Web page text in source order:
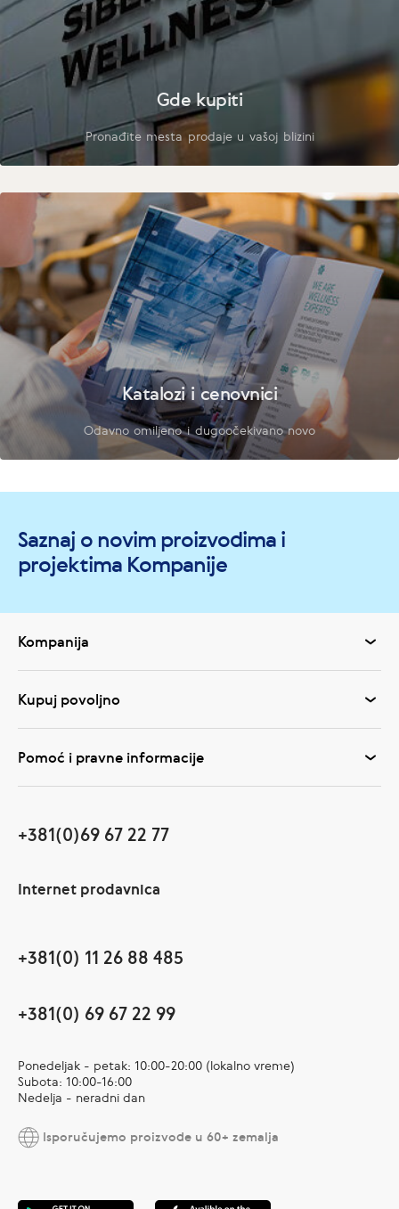
Gde kupiti
Pronađite mesta prodaje u vašoj blizini
Katalozi i cenovnici
Odavno omiljeno i dugoočekivano novo
Saznaj o novim proizvodima i
projektima Kompanije
Kompanija
Kupuj povoljno
Pomoć i pravne informacije
+381(0)69 67 22 77
Internet prodavnica
+381(0) 11 26 88 485
+381(0) 69 67 22 99
Ponedeljak - petak: 10:00-20:00 (lokalno vreme)
Subota: 10:00-16:00
Nedelja - neradni dan
Isporučujemo proizvode u 60+ zemalja